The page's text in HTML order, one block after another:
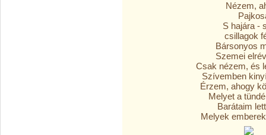
Nézem,
S hajára -
csillagok
Bársonyos
Szemei
Csak nézem, és
Szívemben
Érzem, ahogy
Melyet a
Barátaim
Melyek